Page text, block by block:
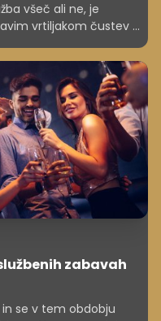
všeč ali ne, je
vrtiljakom čustev -
ste si takrat mislili:
vam je po prvem šoku
zagrabi brezglava
ne poje tako vroča kot
upanja v boljši jutri.
zabavah
se v tem obdobju